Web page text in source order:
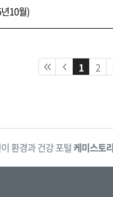
10월)
1 2
환경과 건강 포털케미스토리